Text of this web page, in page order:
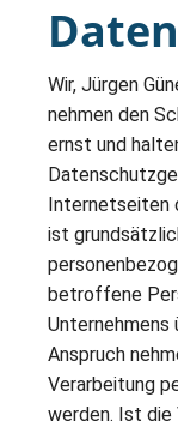
Wir, Jürgen
nehmen den
ernst und
Internetseiten
ist
betroffene
Anspruch
Verarbeitung
werden. Ist die